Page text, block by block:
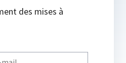
des mises à